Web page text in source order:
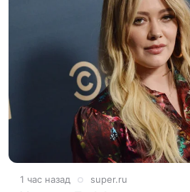
1 час назад super.ru